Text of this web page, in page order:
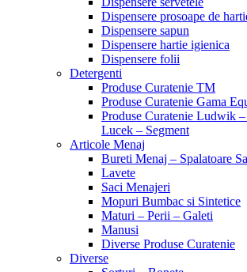
Dispensere prosoape de
Dispensere sapun
Dispensere hartie igienica
Dispensere folii
Detergenti
Produse Curatenie TM
Produse Curatenie Gama
Produse Curatenie Ludwik
Lucek – Segment
Articole Menaj
Bureti Menaj – Spalatoare
Lavete
Saci Menajeri
Mopuri Bumbac si Sintetice
Maturi – Perii – Galeti
Manusi
Diverse Produse Curatenie
Diverse